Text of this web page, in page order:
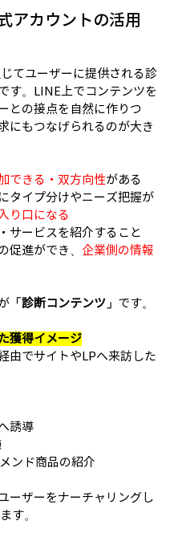
アカウントの活用
てユーザーに提供される診
す。LINE上でコンテンツを
との接点を自然に作りつ
にもつなげられるのが大き
できる・双方向性がある
タイプ分けやニーズ把握が
り口になる
サービスを紹介すること
促進ができ、 企業側の情報
「診断コンテンツ」 です。
獲得イメージ
由でサイトやLPへ来訪した
誘導
ンド商品の紹介
ーザーをナーチャリングし
す。